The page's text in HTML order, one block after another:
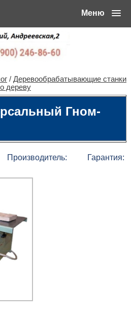
Меню
/ Деревообрабатывающие станки
дереву
Гном-
Гарантия: